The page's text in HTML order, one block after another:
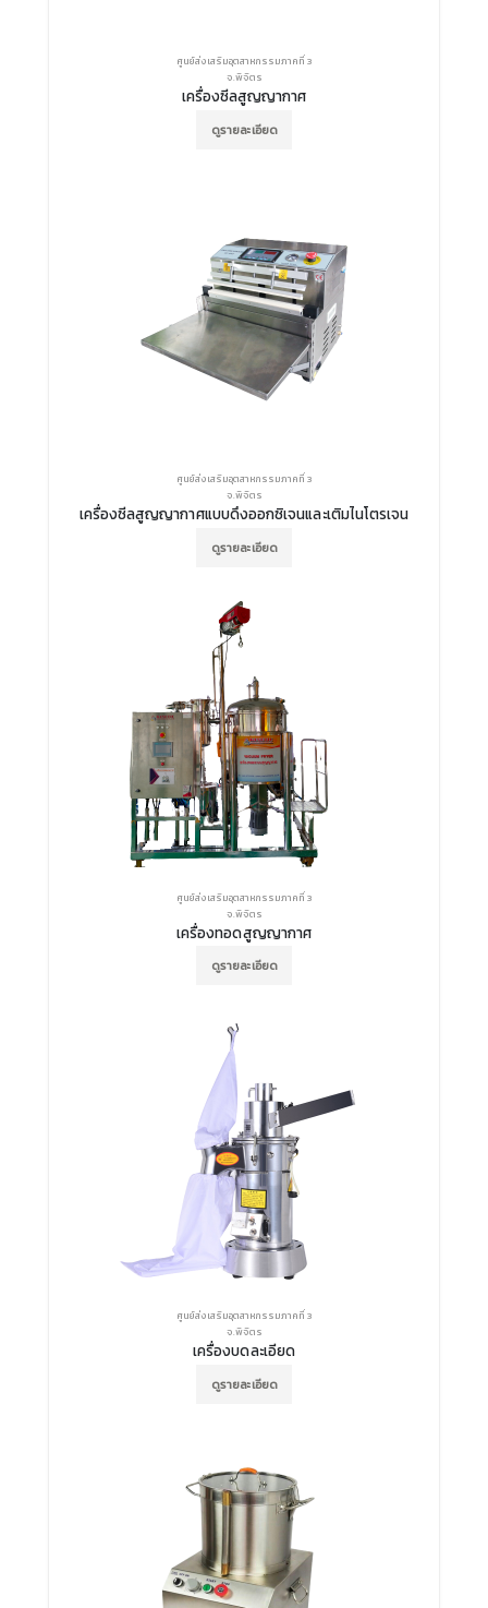
ศูนย์ส่งเสริมอุตสาหกรรมภาคที่ 3
จ.พิจิตร
เครื่องซีลสูญญากาศ
ดูรายละเอียด
ศูนย์ส่งเสริมอุตสาหกรรมภาคที่ 3
จ.พิจิตร
เครื่องซีลสูญญากาศแบบดึงออกซิเจนและเติมไนโตรเจน
ดูรายละเอียด
ศูนย์ส่งเสริมอุตสาหกรรมภาคที่ 3
จ.พิจิตร
เครื่องทอดสูญญากาศ
ดูรายละเอียด
ศูนย์ส่งเสริมอุตสาหกรรมภาคที่ 3
จ.พิจิตร
เครื่องบดละเอียด
ดูรายละเอียด